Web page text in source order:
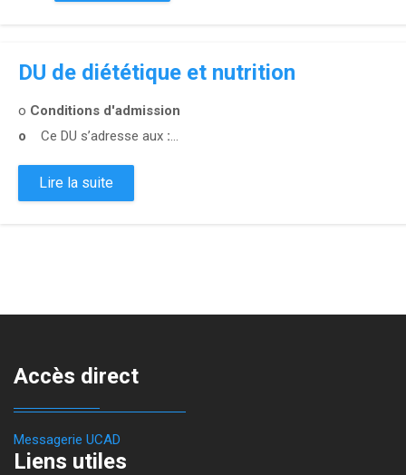
DU de diététique et nutrition
o Conditions d'admission
o Ce DU s’adresse aux :...
Lire la suite
Accès direct
Messagerie UCAD
Liens utiles